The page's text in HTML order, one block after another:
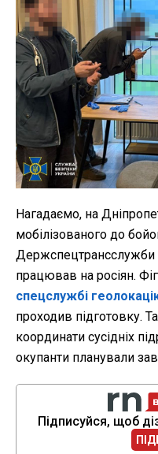
Нагадаємо, на
мобілізованого до
Держспецтрансслужби
працював на росіян.
спецслужбі
проходив підготовку.
координати сусідніх
окупанти планували
Підписуйся, щоб